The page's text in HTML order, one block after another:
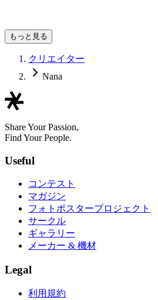
もっと見る
クリエイター
Nana
Share Your Passion,
Find Your People.
Useful
コンテスト
マガジン
フォトポスタープロジェクト
サークル
ギャラリー
メーカー & 機材
Legal
利用規約